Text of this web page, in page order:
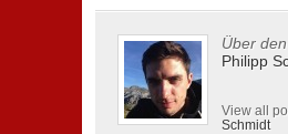
Über
Philipp
View all
Schmidt